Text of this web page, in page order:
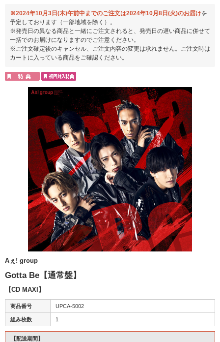
※2024年10月3日(木)午前中までのご注文は2024年10月8日(火)のお届けを
予定しております（一部地域を除く）。
※発売日の異なる商品と一緒にご注文されると、発売日の遅い商品に併せて
一括でのお届けになりますのでご注意ください。
※ご注文確定後のキャンセル、ご注文内容の変更は承れません。ご注文時は
カートに入っている商品をご確認ください。
Aぇ! group
Gotta Be【通常盤】
【CD MAXI】
商品番号 UPCA-5002
組み枚数 1
【配送期間】